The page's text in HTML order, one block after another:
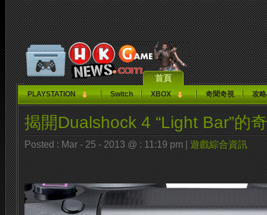
首頁
PLAYSTATION Switch XBOX 奇聞奇視 攻
揭開Dualshock 4 “Light Bar”的
Posted : Mar - 25 - 2013 @ : 11:19 pm | 遊戲綜合資訊